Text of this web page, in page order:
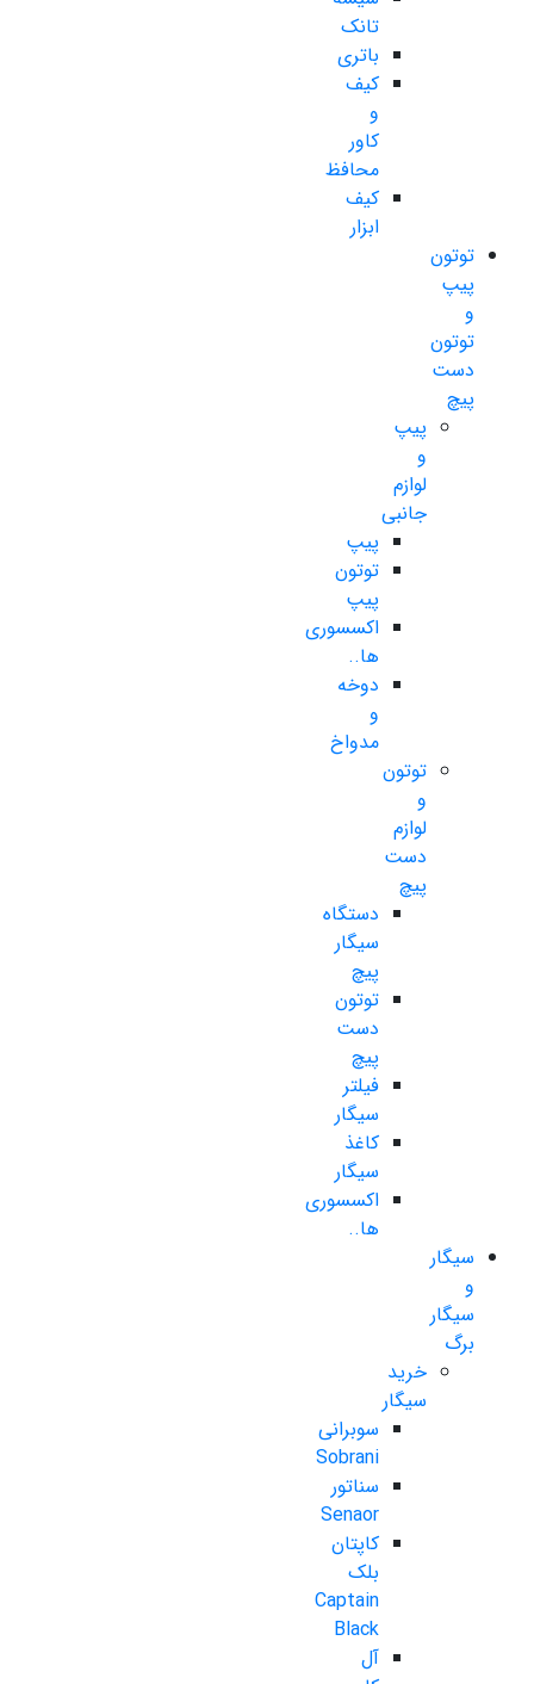
تانک
باتری
کیف
و
کاور
محافظ
کیف
ابزار
توتون
پیپ
و
توتون
دست
پیچ
پیپ
و
لوازم
جانبی
پیپ
توتون
پیپ
اکسسوری
ها..
دوخه
و
مدواخ
توتون
و
لوازم
دست
پیچ
دستگاه
سیگار
پیچ
توتون
دست
پیچ
فیلتر
سیگار
کاغذ
سیگار
اکسسوری
ها..
سیگار
و
سیگار
برگ
خرید
سیگار
سوبرانی
Sobrani
سناتور
Senaor
کاپتان
بلک
Captain
Black
آل